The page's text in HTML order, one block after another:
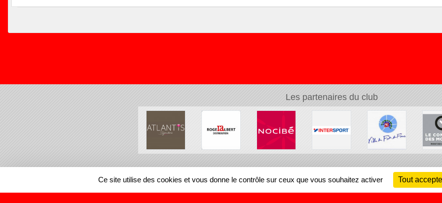
Les partenaires du club
REGIONS
Ce site utilise des cookies et vous donne le contrôle sur ceux que vous souhaitez activer Tout